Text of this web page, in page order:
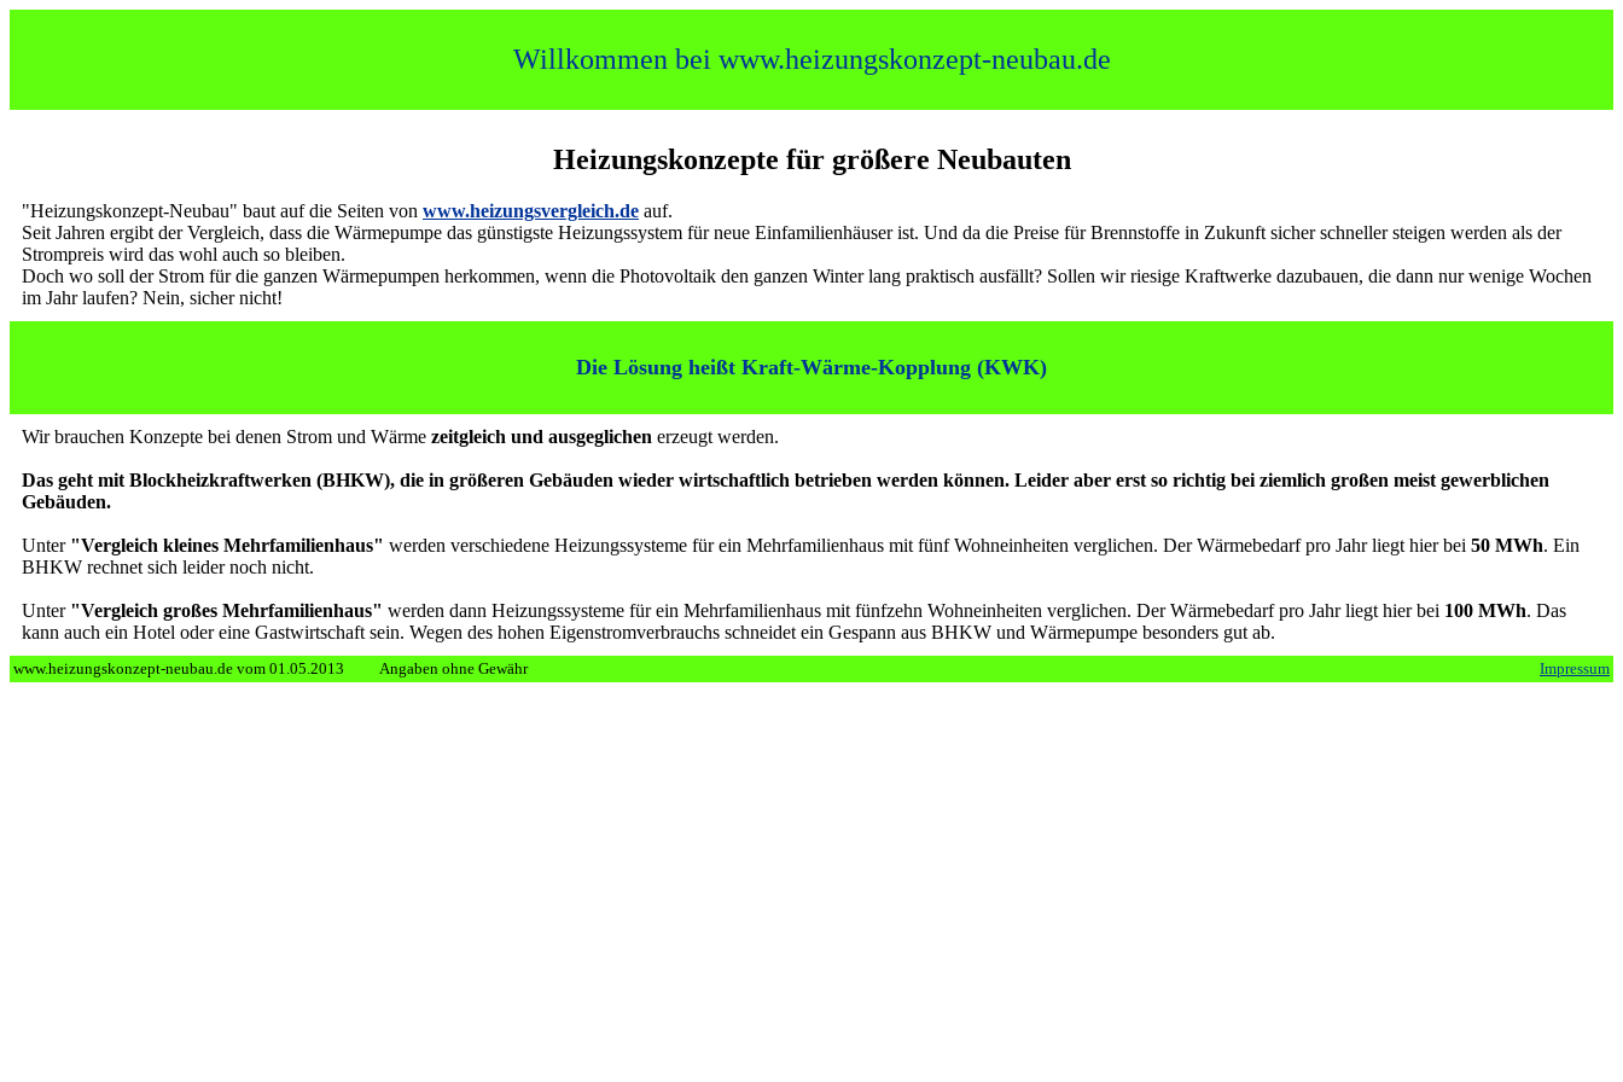
Willkommen bei www.heizungskonzept-neubau.de
Heizungskonzepte für größere Neubauten
"Heizungskonzept-Neubau" baut auf die Seiten von www.heizungsvergleich.de auf.
Seit Jahren ergibt der Vergleich, dass die Wärmepumpe das günstigste Heizungssystem für neue Einfamilienhäuser ist. Und da die Preise für Brennstoffe in Zukunft sicher schneller steigen werden als der
Strompreis wird das wohl auch so bleiben.
Doch wo soll der Strom für die ganzen Wärmepumpen herkommen, wenn die Photovoltaik den ganzen Winter lang praktisch ausfällt? Sollen wir riesige Kraftwerke dazubauen, die dann nur wenige Wochen
im Jahr laufen? Nein, sicher nicht!
Die Lösung heißt Kraft-Wärme-Kopplung (KWK)
Wir brauchen Konzepte bei denen Strom und Wärme zeitgleich und ausgeglichen erzeugt werden.
Das geht mit Blockheizkraftwerken (BHKW), die in größeren Gebäuden wieder wirtschaftlich betrieben werden können. Leider aber erst so richtig bei ziemlich großen meist gewerblichen
Gebäuden.
Unter "Vergleich kleines Mehrfamilienhaus" werden verschiedene Heizungssysteme für ein Mehrfamilienhaus mit fünf Wohneinheiten verglichen. Der Wärmebedarf pro Jahr liegt hier bei 50 MWh. Ein
BHKW rechnet sich leider noch nicht.
Unter "Vergleich großes Mehrfamilienhaus" werden dann Heizungssysteme für ein Mehrfamilienhaus mit fünfzehn Wohneinheiten verglichen. Der Wärmebedarf pro Jahr liegt hier bei 100 MWh. Das
kann auch ein Hotel oder eine Gastwirtschaft sein. Wegen des hohen Eigenstromverbrauchs schneidet ein Gespann aus BHKW und Wärmepumpe besonders gut ab.
www.heizungskonzept-neubau.de vom 01.05.2013 Angaben ohne Gewähr Impressum